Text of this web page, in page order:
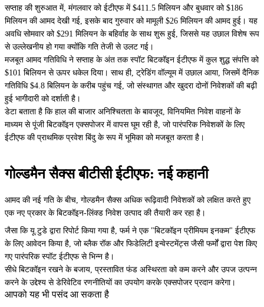
सप्ताह की शुरुआत में, मंगलवार को ईटीएफ में $411.5 मिलियन और बुधवार को $186
मिलियन की आमद देखी गई, इसके बाद गुरुवार को मामूली $26 मिलियन की आमद हुई। यह
अवधि सोमवार को $291 मिलियन के बहिर्वाह के साथ शुरू हुई, जिससे यह उछाल विशेष रूप
से उल्लेखनीय हो गया क्योंकि गति तेजी से उलट गई।
मजबूत आमद गतिविधि ने सप्ताह के अंत तक स्पॉट बिटकॉइन ईटीएफ में कुल शुद्ध संपत्ति को
$101 बिलियन से ऊपर धकेल दिया। साथ ही, ट्रेडिंग वॉल्यूम में उछाल आया, जिसमें दैनिक
गतिविधि $4.8 बिलियन के करीब पहुंच गई, जो संस्थागत और खुदरा दोनों निवेशकों की बढ़ी
हुई भागीदारी को दर्शाती है।
डेटा बताता है कि हाल की बाजार अनिश्चितता के बावजूद, विनियमित निवेश वाहनों के
माध्यम से पूंजी बिटकॉइन एक्सपोजर में वापस घूम रही है, जो पारंपरिक निवेशकों के लिए
ईटीएफ की प्राथमिक प्रवेश बिंदु के रूप में भूमिका को मजबूत करता है।
गोल्डमैन सैक्स बीटीसी ईटीएफ: नई कहानी
आमद की नई गति के बीच, गोल्डमैन सैक्स अधिक रूढ़िवादी निवेशकों को लक्षित करते हुए
एक नए प्रकार के बिटकॉइन-लिंक्ड निवेश उत्पाद की तैयारी कर रहा है।
जैसा कि यू.टुडे द्वारा रिपोर्ट किया गया है, फर्म ने एक "बिटकॉइन प्रीमियम इनकम" ईटीएफ
के लिए आवेदन किया है, जो ब्लैक रॉक और फिडेलिटी इन्वेस्टमेंट्स जैसी फर्मों द्वारा पेश किए
गए पारंपरिक स्पॉट ईटीएफ से भिन्न है।
सीधे बिटकॉइन रखने के बजाय, प्रस्तावित फंड अस्थिरता को कम करने और उपज उत्पन्न
करने के उद्देश्य से डेरिवेटिव रणनीतियों का उपयोग करके एक्सपोजर प्रदान करेगा।
आपको यह भी पसंद आ सकता है